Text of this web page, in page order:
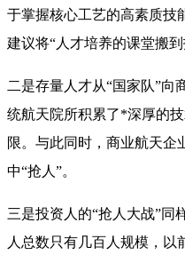
于掌握核心工艺的高素质技
建议将“人才培养的课堂搬
二是存量人才从“国家队”向
统航天院所积累了*深厚的
限。与此同时，商业航天企
中“抢人”。
三是投资人的“抢人大战”同
人总数只有几百人规模，以